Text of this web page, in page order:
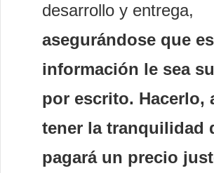
desarrollo y entrega,
asegurándose que
información le sea
por escrito. Hacerlo,
tener la tranquilidad
pagará un precio